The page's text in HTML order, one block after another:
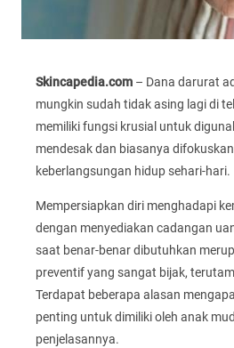
Skincapedia.com – Dana darurat
mungkin sudah tidak asing lagi di
memiliki fungsi krusial untuk
mendesak dan biasanya
keberlangsungan hidup sehari-hari.
Mempersiapkan diri menghadapi
dengan menyediakan cadangan
saat benar-benar dibutuhkan
preventif yang sangat bijak,
Terdapat beberapa alasan
penting untuk dimiliki oleh anak
penjelasannya.